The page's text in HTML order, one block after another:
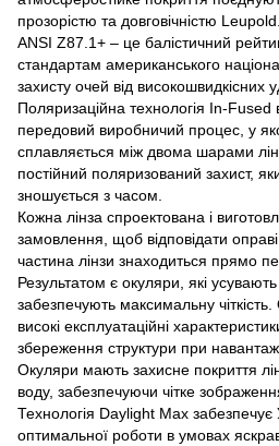
прозорістю та довговічністю Leupold.
ANSI Z87.1+ – це балістичний
стандартам американського
захисту очей від високошвидкісних
Поляризаційна технологія In-Fused
передовий виробничий процес, у
сплавляється між двома шарами
постійний поляризований захист,
зношується з часом.
Кожна лінза спроектована і
замовлення, щоб відповідати
частина лінзи знаходиться прямо
Результатом є окуляри, які
забезпечують максимальну
високі експлуатаційні
збереження структури при
Окуляри мають захисне покриття
воду, забезпечуючи чітке
Технологія Daylight Max
оптимальної роботи в умовах